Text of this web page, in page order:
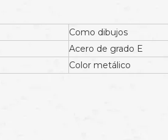
Como dibujos
Acero de grado E
Color metálico